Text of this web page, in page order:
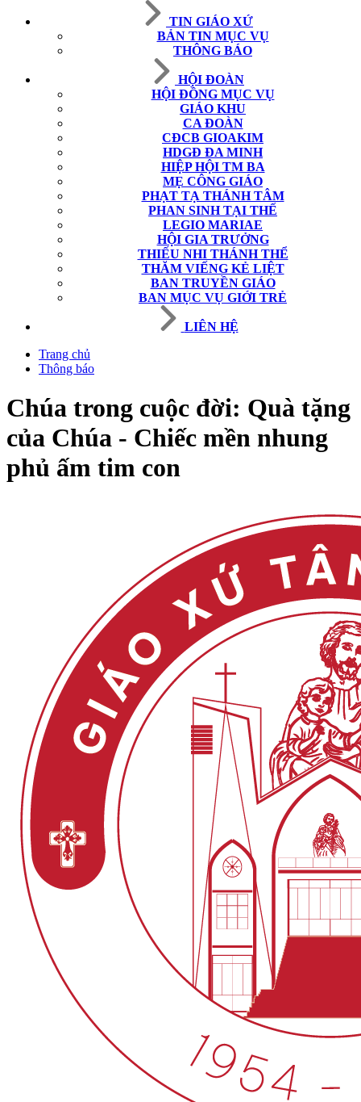
TIN GIÁO XỨ
BẢN TIN MỤC VỤ
THÔNG BÁO
HỘI ĐOÀN
HỘI ĐỒNG MỤC VỤ
GIÁO KHU
CA ĐOÀN
CĐCB GIOAKIM
HDGĐ ĐA MINH
HIỆP HỘI TM BA
MẸ CÔNG GIÁO
PHẠT TẠ THÁNH TÂM
PHAN SINH TẠI THẾ
LEGIO MARIAE
HỘI GIA TRƯỞNG
THIẾU NHI THÁNH THỂ
THĂM VIẾNG KẺ LIỆT
BAN TRUYỀN GIÁO
BAN MỤC VỤ GIỚI TRẺ
LIÊN HỆ
Trang chủ
Thông báo
Chúa trong cuộc đời: Quà tặng
của Chúa - Chiếc mền nhung
phủ ấm tim con